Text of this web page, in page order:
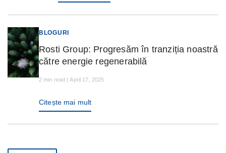
BLOGURI
Rosti Group: Progresăm în tranziția noastră
către energie regenerabilă
2 min read | April 17, 2025
Citește mai mult